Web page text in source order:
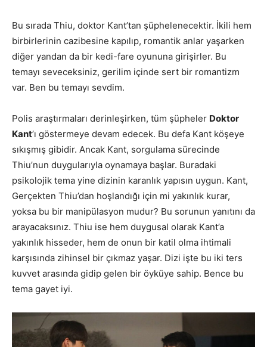
Bu sırada Thiu, doktor Kant’tan şüphelenecektir. İkili hem
birbirlerinin cazibesine kapılıp, romantik anlar yaşarken
diğer yandan da bir kedi-fare oyununa girişirler. Bu
temayı seveceksiniz, gerilim içinde sert bir romantizm
var. Ben bu temayı sevdim.
Polis araştırmaları derinleşirken, tüm şüpheler Doktor
Kant’ı göstermeye devam edecek. Bu defa Kant köşeye
sıkışmış gibidir. Ancak Kant, sorgulama sürecinde
Thiu’nun duygularıyla oynamaya başlar. Buradaki
psikolojik tema yine dizinin karanlık yapısın uygun. Kant,
Gerçekten Thiu’dan hoşlandığı için mi yakınlık kurar,
yoksa bu bir manipülasyon mudur? Bu sorunun yanıtını da
arayacaksınız. Thiu ise hem duygusal olarak Kant’a
yakınlık hisseder, hem de onun bir katil olma ihtimali
karşısında zihinsel bir çıkmaz yaşar. Dizi işte bu iki ters
kuvvet arasında gidip gelen bir öyküye sahip. Bence bu
tema gayet iyi.